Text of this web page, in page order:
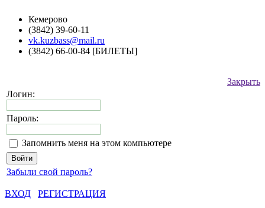
Кемерово
(3842) 39-60-11
vk.kuzbass@mail.ru
(3842) 66-00-84 [БИЛЕТЫ]
Закрыть
Логин:
Пароль:
Запомнить меня на этом компьютере
Забыли свой пароль?
ВХОД
РЕГИСТРАЦИЯ